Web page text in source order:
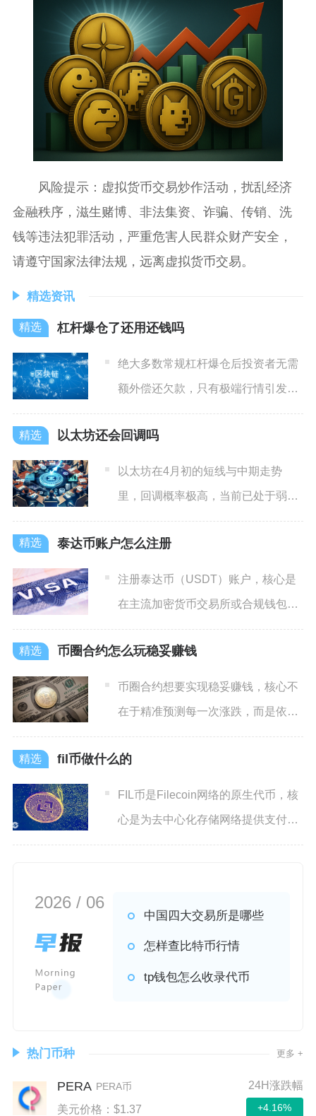
️风险提示：虚拟货币交易炒作活动，扰乱经济
金融秩序，滋生赌博、非法集资、诈骗、传销、洗
钱等违法犯罪活动，严重危害人民群众财产安全，
请遵守国家法律法规，远离虚拟货币交易。
精选资讯
杠杆爆仓了还用还钱吗
绝大多数常规杠杆爆仓后投资者无需
额外偿还欠款，只有极端行情引发穿
仓、平台缺少保险兜底机制的
以太坊还会回调吗
以太坊在4月初的短线与中期走势
里，回调概率极高，当前已处于弱势
震荡格局，跌破关键支撑后大概
泰达币账户怎么注册
注册泰达币（USDT）账户，核心是
在主流加密货币交易所或合规钱包完
成账号创建、实名认证与安
币圈合约怎么玩稳妥赚钱
币圈合约想要实现稳妥赚钱，核心不
在于精准预测每一次涨跌，而是依靠
固定的资金规则、顺势交易原
fil币做什么的
FIL币是Filecoin网络的原生代币，核
心是为去中心化存储网络提供支付、
抵押与激励，让
2026 / 06
中国四大交易所是哪些
怎样查比特币行情
tp钱包怎么收录代币
热门币种 更多 +
PERA PERA币
美元价格：$1.37
24H涨跌幅
+4.16%